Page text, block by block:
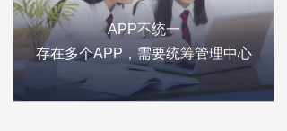
APP不统一
存在多个APP，需要统筹管理中心